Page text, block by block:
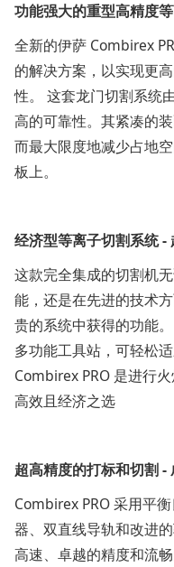
功能强大的重型高精度等
全新的伊萨 Combirex
的解决方案，以实现更
性。 这套龙门切割系统
高的可靠性。其紧凑的
而最大限度地减少占地
板上。
经济型等离子切割系统 -
这款完全集成的切割机
能，还是在先进的技术
贵的系统中获得的功能
多功能工具站，可轻松
Combirex PRO 是进行
高效且经济之选
超高精度的打标和切割 -
Combirex PRO 采用平
器、双直线导轨和改进
高速、卓越的精度和流